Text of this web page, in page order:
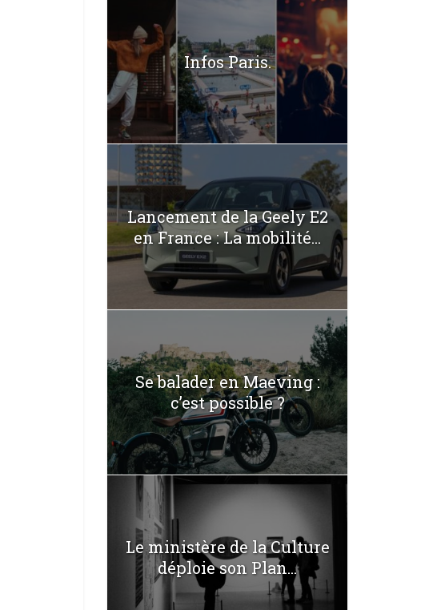
Infos Paris.
Lancement de la Geely E2
en France : La mobilité...
Se balader en Maeving :
c’est possible ?
Le ministère de la Culture
déploie son Plan...